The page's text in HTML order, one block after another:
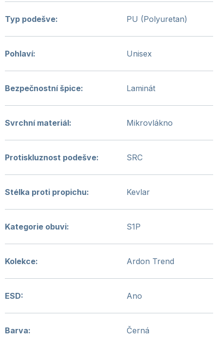
Typ podešve: PU (Polyuretan)
Pohlaví: Unisex
Bezpečnostní špice: Laminát
Svrchní materiál: Mikrovlákno
Protiskluznost podešve: SRC
Stélka proti propichu: Kevlar
Kategorie obuvi: S1P
Kolekce: Ardon Trend
ESD: Ano
Barva: Černá